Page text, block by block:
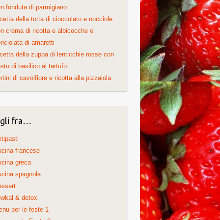
fonduta di parmigiano
della torta di cioccolato e nocciole
crema di ricotta e albicocche e
di amaretti
della zuppa di lenticchie rosse con
di basilico al tartufo
di cavolfiore e ricotta alla pizzaiola
fra…
francese
greca
spagnola
& detox
per le feste 1